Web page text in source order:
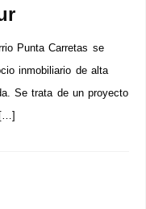
Punta Carretas se
inmobiliario de alta
Se trata de un proyecto